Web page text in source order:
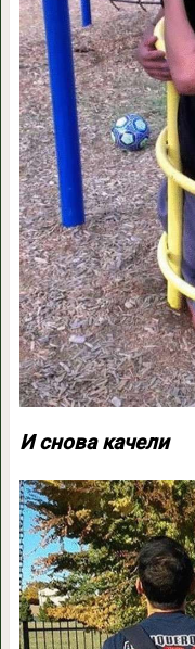
И снова качели